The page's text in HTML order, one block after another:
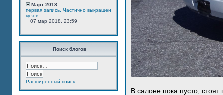
Март 2018
первая запись. Частично выкрашен
кузов
07 мар 2018, 23:59
Поиск блогов
Расширенный поиск
В салоне пока пусто,